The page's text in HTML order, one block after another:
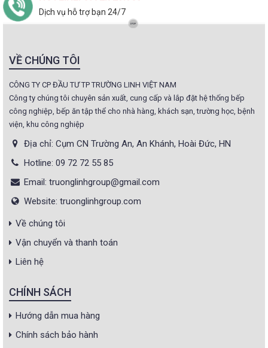
Dịch vụ hỗ trợ bạn 24/7
VỀ CHÚNG TÔI
CÔNG TY CP ĐẦU TƯ TP TRƯỜNG LINH VIỆT NAM
Công ty chúng tôi chuyên sản xuất, cung cấp và lắp đặt hệ thống bếp
công nghiệp, bếp ăn tập thể cho nhà hàng, khách sạn, trường học, bệnh
viện, khu công nghiệp
Địa chỉ: Cụm CN Trường An, An Khánh, Hoài Đức, HN
Hotline: 09 72 72 55 85
Email: truonglinhgroup@gmail.com
Website: truonglinhgroup.com
Về chúng tôi
Vận chuyển và thanh toán
Liên hệ
CHÍNH SÁCH
Hướng dẫn mua hàng
Chính sách bảo hành